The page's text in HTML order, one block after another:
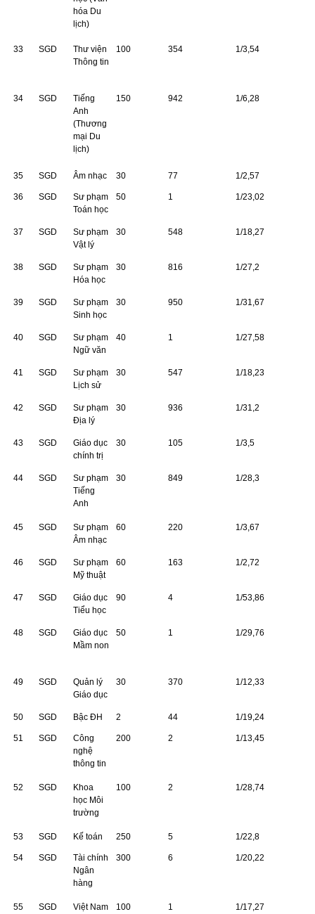
hóa Du
lịch)
33 SGD
Thư viện
Thông tin
100 354 1/3,54
34 SGD
Tiếng
Anh
(Thương
mại Du
lịch)
150 942 1/6,28
35 SGD Âm nhạc 30 77 1/2,57
36 SGD
Sư phạm
Toán học
50 1 1/23,02
37 SGD
Sư phạm
Vật lý
30 548 1/18,27
38 SGD
Sư phạm
Hóa học
30 816 1/27,2
39 SGD
Sư phạm
Sinh học
30 950 1/31,67
40 SGD
Sư phạm
Ngữ văn
40 1 1/27,58
41 SGD
Sư phạm
Lịch sử
30 547 1/18,23
42 SGD
Sư phạm
Ðịa lý
30 936 1/31,2
43 SGD
Giáo dục
chính trị
30 105 1/3,5
44 SGD
Sư phạm
Tiếng
Anh
30 849 1/28,3
45 SGD
Sư phạm
Âm nhạc
60 220 1/3,67
46 SGD
Sư phạm
Mỹ thuật
60 163 1/2,72
47 SGD
Giáo dục
Tiểu học
90 4 1/53,86
48 SGD
Giáo dục
Mầm non
50 1 1/29,76
49 SGD
Quản lý
Giáo dục
30 370 1/12,33
50 SGD Bậc ĐH 2 44 1/19,24
51 SGD
Công
nghệ
thông tin
200 2 1/13,45
52 SGD
Khoa
học Môi
trường
100 2 1/28,74
53 SGD Kế toán 250 5 1/22,8
54 SGD
Tài chính
Ngân
hàng
300 6 1/20,22
55 SGD
Việt Nam
100 1 1/17,27